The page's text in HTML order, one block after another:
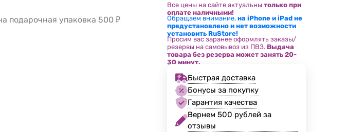
подарочная упаковка500₽
Все цены на сайте актуальнытолько при
оплате наличными!
Обращаем внимание,на iPhone и iPad не
предустановлено и нет возможности
установить RuStore!
Просим вас заранее оформлять заказы/
резервы на самовывоз из ПВЗ. Выдача
товара без резерва может занять 20-
30 минут.
Быстрая доставка
Бонусы за покупку
Гарантия качества
Вернем 500 рублей за
отзывы